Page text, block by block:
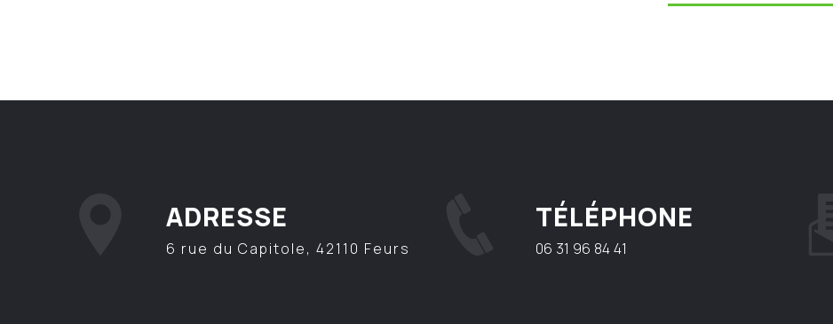
ADRESSE
6 rue du Capitole, 42110 Feurs
TÉLÉPHONE
06 31 96 84 41